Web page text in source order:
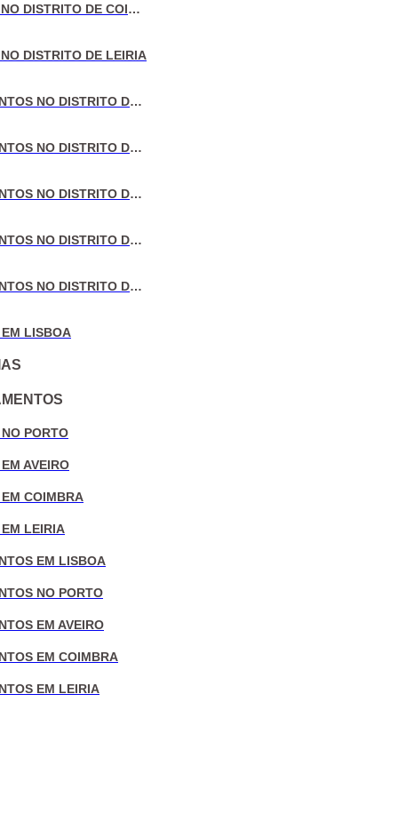
VENDA DE MORADIAS NO DISTRITO DE COIMBRA
DISTRITO DE LEIRIA
VENDA DE APARTAMENTOS NO DISTRITO DE LISBOA
VENDA DE APARTAMENTOS NO DISTRITO DO PORTO
VENDA DE APARTAMENTOS NO DISTRITO DE AVEIRO
VENDA DE APARTAMENTOS NO DISTRITO DE COIMBRA
VENDA DE APARTAMENTOS NO DISTRITO DE LEIRIA
LISBOA
PORTO
AVEIRO
COIMBRA
LEIRIA
EM LISBOA
NO PORTO
EM AVEIRO
EM COIMBRA
EM LEIRIA